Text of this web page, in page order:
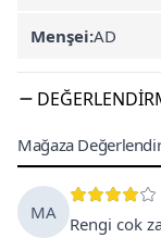
Menşei:AD
Mağaza
MA
Rengi cok